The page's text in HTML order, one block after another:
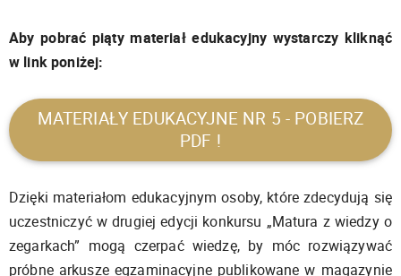
Aby pobrać piąty materiał edukacyjny wystarczy kliknąć
w link poniżej:
MATERIAŁY EDUKACYJNE NR 5 - POBIERZ
PDF !
Dzięki materiałom edukacyjnym osoby, które zdecydują się
uczestniczyć w drugiej edycji konkursu „Matura z wiedzy o
zegarkach” mogą czerpać wiedzę, by móc rozwiązywać
próbne arkusze egzaminacyjne publikowane w magazynie